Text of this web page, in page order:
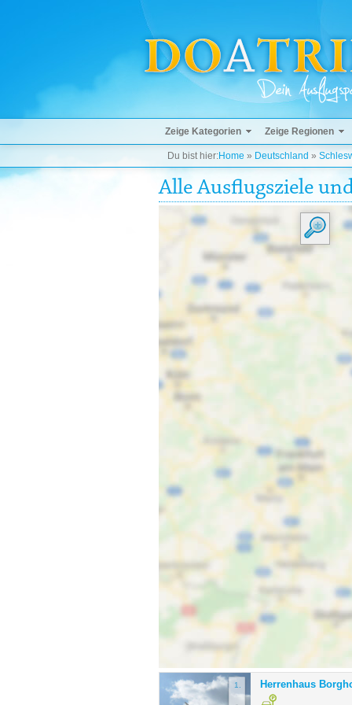
Zeige Kategorien Zeige Regionen
Du bist hier:Home » Deutschland »
Alle Ausflugsziele
1. Herrenhaus